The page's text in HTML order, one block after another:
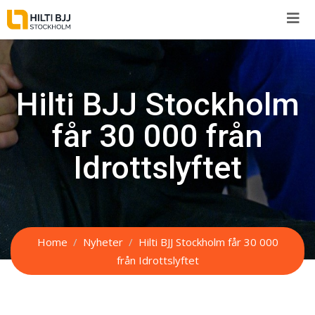
Skip
to
content
Hilti BJJ Stockholm
får 30 000 från
Idrottslyftet
Home Nyheter
Hilti BJJ Stockholm får 30 000
från Idrottslyftet